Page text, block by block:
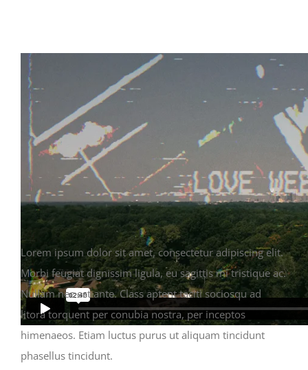
Elevation Church Videos
Lorem ipsum dolor sit amet, consectetur adipiscing elit.
Morbi feugiat dignissim ligula, eu sagittis mi tristique ac.
Nullam nec est ante. Class aptent taciti sociosqu ad
litora torquent per conubia nostra, per inceptos
himenaeos. Etiam luctus purus ut aliquam tincidunt
phasellus tincidunt.